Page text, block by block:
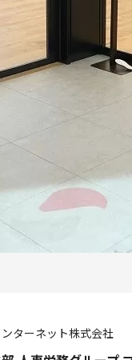
ターネット株式会社